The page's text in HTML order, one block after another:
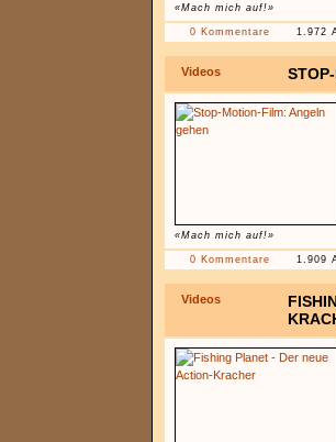
«Mach mich auf!»
0 Kommentare 1.972
Videos
«Mach mich auf!»
0 Kommentare 1.909
Videos